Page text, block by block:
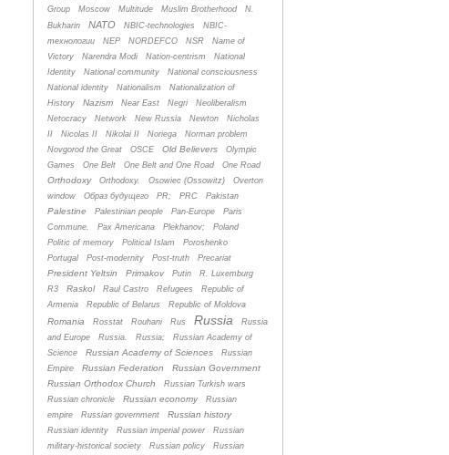
Group
Moscow Multitude Muslim Brotherhood
N.
Bukharin
NATO NBIC-technologies
NBIC-
технологии
NEP NORDEFCO NSR
Name of
Victory
Narendra Modi Nation-centrism
National
Identity
National community
National consciousness
National identity
Nationalism
Nationalization of
History
Nazism Near East Negri
Neoliberalism
Netocracy
Network New Russia Newton
Nicholas
II
Nicolas II Nikolai II Noriega
Norman problem
Novgorod the Great
OSCE Old Believers
Olympic
Games
One Belt One Belt and One Road One Road
Orthodoxy Orthodoxy. Osowiec (Ossowitz)
Overton
window
Oбраз будущего PR; PRC Pakistan
Palestine Palestinian people Pan-Europe
Paris
Commune.
Pax Americana Plekhanov;
Poland
Politic of memory
Political Islam
Poroshenko
Portugal
Post-modernity Post-truth Precariat
President Yeltsin Primakov Putin
R. Luxemburg
R3
Raskol Raul Castro Refugees
Republic of
Armenia
Republic of Belarus Republic of Moldova
Romania Rosstat Rouhani Rus Russia
Russia
and Europe
Russia. Russia;
Russian Academy of
Science
Russian Academy of Sciences
Russian
Empire
Russian Federation
Russian Government
Russian Orthodox Church
Russian Turkish wars
Russian chronicle
Russian economy
Russian
empire
Russian government Russian history
Russian identity Russian imperial power
Russian
military-historical society
Russian policy Russian